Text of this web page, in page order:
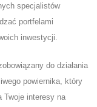
specjalistów
portfelami
inwestycji.
do działania
powiernika, który
Twoje interesy na